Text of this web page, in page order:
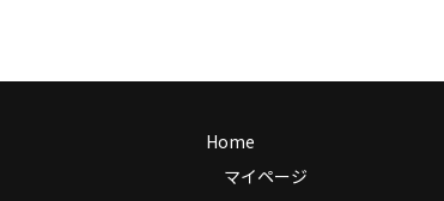
Home
マイページ